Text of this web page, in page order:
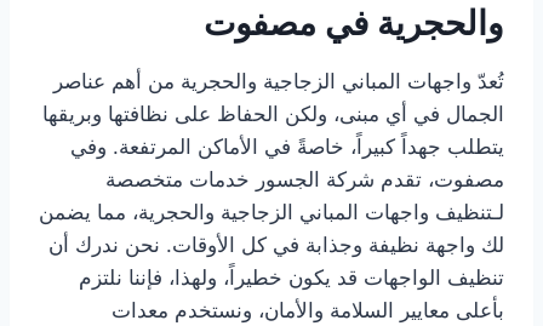
والحجرية في مصفوت
تُعدّ واجهات المباني الزجاجية والحجرية من أهم عناصر
الجمال في أي مبنى، ولكن الحفاظ على نظافتها وبريقها
يتطلب جهداً كبيراً، خاصةً في الأماكن المرتفعة. وفي
مصفوت، تقدم شركة الجسور خدمات متخصصة
لـتنظيف واجهات المباني الزجاجية والحجرية، مما يضمن
لك واجهة نظيفة وجذابة في كل الأوقات. نحن ندرك أن
تنظيف الواجهات قد يكون خطيراً، ولهذا، فإننا نلتزم
بأعلى معايير السلامة والأمان، ونستخدم معدات